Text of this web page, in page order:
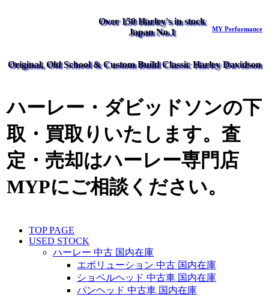
Over 150 Harley's in stock
Japan No.1
MY Performance
Original, Old School & Custom Build Classic Harley Davidson
ハーレー・ダビッドソンの下
取・買取りいたします。査
定・売却はハーレー専門店
MYPにご相談ください。
TOP PAGE
USED STOCK
ハーレー 中古 国内在庫
エボリューション 中古 国内在庫
ショベルヘッド 中古車 国内在庫
パンヘッド 中古車 国内在庫